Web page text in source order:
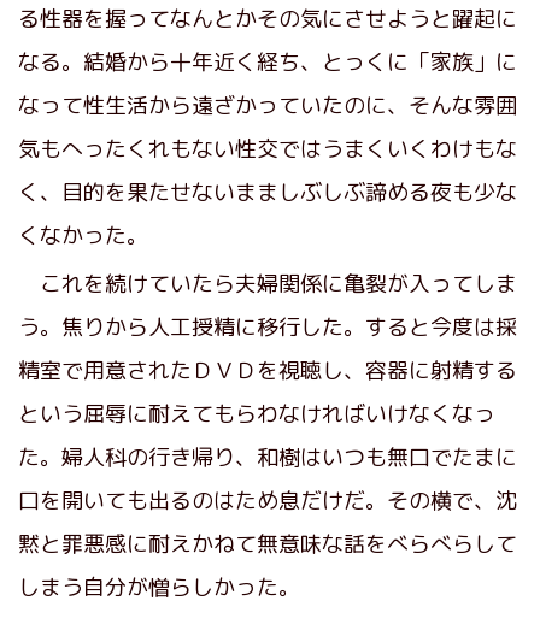
る性器を握ってなんとかその気にさせようと躍起に
なる。結婚から十年近く経ち、とっくに「家族」に
なって性生活から遠ざかっていたのに、そんな雰囲
気もへったくれもない性交ではうまくいくわけもな
く、目的を果たせないまましぶしぶ諦める夜も少な
くなかった。
これを続けていたら夫婦関係に亀裂が入ってしま
う。焦りから人工授精に移行した。すると今度は採
精室で用意されたＤＶＤを視聴し、容器に射精する
という屈辱に耐えてもらわなければいけなくなっ
た。婦人科の行き帰り、和樹はいつも無口でたまに
口を開いても出るのはため息だけだ。その横で、沈
黙と罪悪感に耐えかねて無意味な話をべらべらして
しまう自分が憎らしかった。